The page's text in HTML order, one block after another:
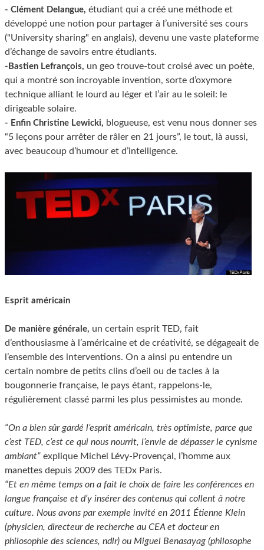
- Clément Delangue, étudiant qui a créé une méthode et
développé une notion pour partager à l’université ses cours
("University sharing" en anglais), devenu une vaste plateforme
d’échange de savoirs entre étudiants.
-Bastien Lefrançois, un geo trouve-tout croisé avec un poète,
qui a montré son incroyable invention, sorte d’oxymore
technique alliant le lourd au léger et l’air au le soleil: le
dirigeable solaire.
- Enfin Christine Lewicki, blogueuse, est venu nous donner ses
“5 leçons pour arrêter de râler en 21 jours”, le tout, là aussi,
avec beaucoup d’humour et d’intelligence.
Esprit américain
De manière générale, un certain esprit TED, fait
d’enthousiasme à l’américaine et de créativité, se dégageait de
l’ensemble des interventions. On a ainsi pu entendre un
certain nombre de petits clins d’oeil ou de tacles à la
bougonnerie française, le pays étant, rappelons-le,
régulièrement classé parmi les plus pessimistes au monde.
“On a bien sûr gardé l’esprit américain, très optimiste, parce que
c’est TED, c’est ce qui nous nourrit, l’envie de dépasser le cynisme
ambiant” explique Michel Lévy-Provençal, l’homme aux
manettes depuis 2009 des TEDx Paris.
“Et en même temps on a fait le choix de faire les conférences en
langue française et d’y insérer des contenus qui collent à notre
culture. Nous avons par exemple invité en 2011 Étienne Klein
(physicien, directeur de recherche au CEA et docteur en
philosophie des sciences, ndlr) ou Miguel Benasayag (philosophe